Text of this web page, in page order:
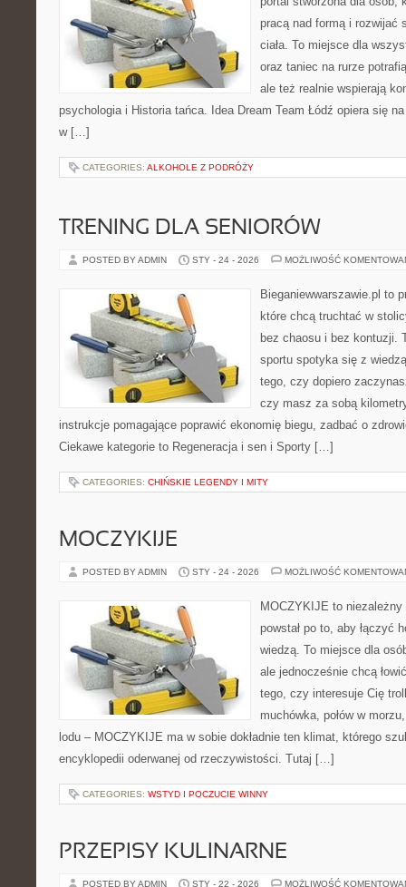
pracą nad formą i rozwijać
ciała. To miejsce dla
oraz taniec na rurze
ale też realnie wspierają
psychologia i Historia tańca. Idea Dream Team Łódź opiera się
w […]
CATEGORIES: ALKOHOLE Z PODRÓŻY
TRENING DLA SENIORÓW
POSTED BY ADMIN STY - 24 - 2026 MOŻLIWOŚĆ
Bieganiewwarszawie.pl to
które chcą truchtać w
bez chaosu i bez kontuzji.
sportu spotyka się z
tego, czy dopiero
czy masz za sobą
instrukcje pomagające poprawić ekonomię biegu, zadbać o
Ciekawe kategorie to Regeneracja i sen i Sporty […]
CATEGORIES: CHIŃSKIE LEGENDY I MITY
MOCZYKIJE
POSTED BY ADMIN STY - 24 - 2026 MOŻLIWOŚĆ
MOCZYKIJE to niezależny
powstał po to, aby łączyć
wiedzą. To miejsce dla
ale jednocześnie chcą
tego, czy interesuje Cię
muchówka, połów w
lodu – MOCZYKIJE ma w sobie dokładnie ten klimat, którego
encyklopedii oderwanej od rzeczywistości. Tutaj […]
CATEGORIES: WSTYD I POCZUCIE WINNY
PRZEPISY KULINARNE
POSTED BY ADMIN STY - 22 - 2026 MOŻLIWOŚĆ